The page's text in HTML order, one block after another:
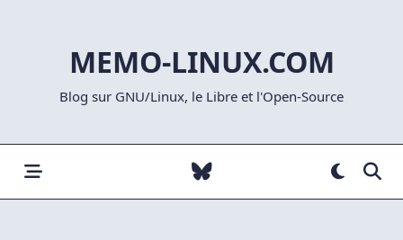
MEMO-LINUX.COM
Blog sur GNU/Linux, le Libre et l'Open-Source